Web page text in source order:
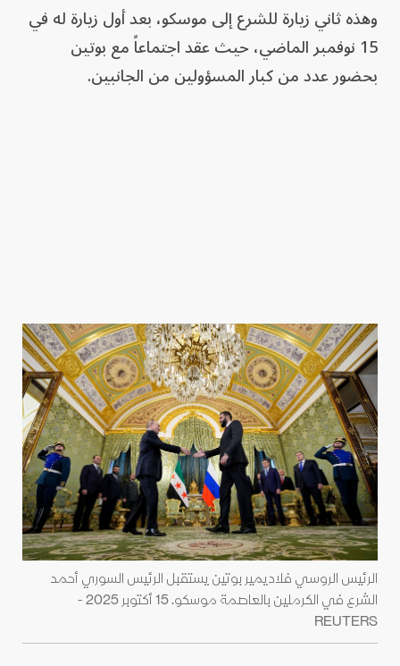
وهذه ثاني زيارة للشرع إلى موسكو، بعد أول زيارة له في
15 نوفمبر الماضي، حيث عقد اجتماعاً مع بوتين
بحضور عدد من كبار المسؤولين من الجانبين.
الرئيس الروسي فلاديمير بوتين يستقبل الرئيس السوري أحمد
الشرع في الكرملين بالعاصمة موسكو. 15 أكتوبر 2025 -
REUTERS